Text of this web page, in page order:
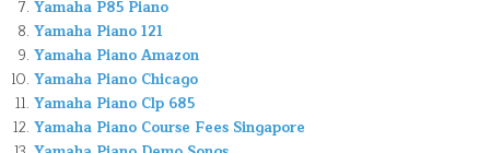
Yamaha P85 Piano
Yamaha Piano 121
Yamaha Piano Amazon
Yamaha Piano Chicago
Yamaha Piano Clp 685
Yamaha Piano Course Fees Singapore